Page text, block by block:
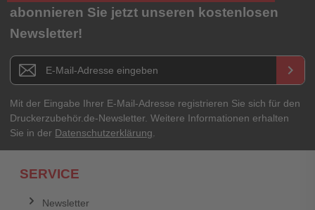
abonnieren Sie jetzt unseren kostenlosen
Newsletter!
Newsletter E-Mail Adresse keyboard_arrow_right
Mit der Eingabe Ihrer E-Mail-Adresse registrieren Sie sich für den
Druckerzubehör.de-Newsletter. Weitere Informationen erhalten
Sie in der Datenschutzerklärung
SERVICE
Newsletter